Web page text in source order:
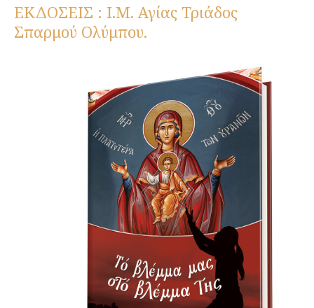
ΕΚΔΟΣΕΙΣ : Ι.Μ. Αγίας Τριάδος
Σπαρμού Ολύμπου.